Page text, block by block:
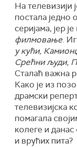
На телевизији
постала једно
серијама, јер
филмовање.
у кући,
Срећни људи,
Сталаћ важна
Како је из
драмски
телевизијска
помагала
колеге и
и врућих пита?